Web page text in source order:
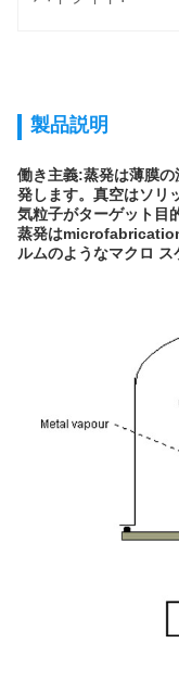
製品説明
働き主義:蒸発は薄膜
発します。真空はソリ
気粒子がターゲット目
蒸発は
ルムのようなマクロ ス